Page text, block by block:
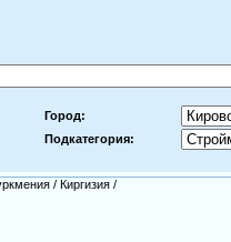
Город:
Подкатегория:
/ Киргизия /